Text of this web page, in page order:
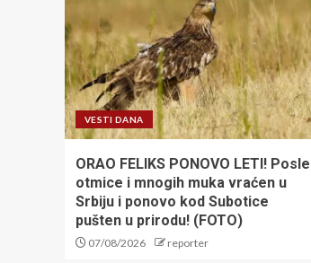
VESTI DANA
ORAO FELIKS PONOVO LETI! Posle
otmice i mnogih muka vraćen u
Srbiju i ponovo kod Subotice
pušten u prirodu! (FOTO)
07/08/2026 reporter